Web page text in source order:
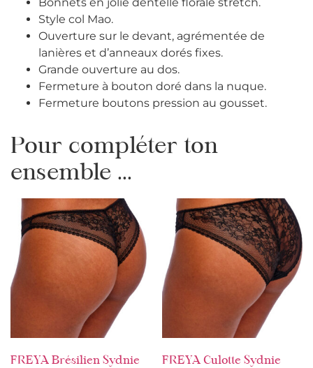
Style col Mao.
Ouverture sur le devant, agrémentée de
lanières et d’anneaux dorés fixes.
Grande ouverture au dos.
Fermeture à bouton doré dans la nuque.
Fermeture boutons pression au gousset.
Pour compléter ton
ensemble ...
FREYA Brésilien Sydnie
FREYA Culotte Sydnie